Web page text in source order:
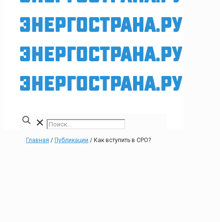
✕
Главная / Публикации / Как вступить в СРО?